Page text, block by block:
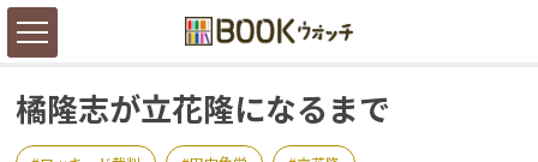
橘隆志が立花隆になるまで